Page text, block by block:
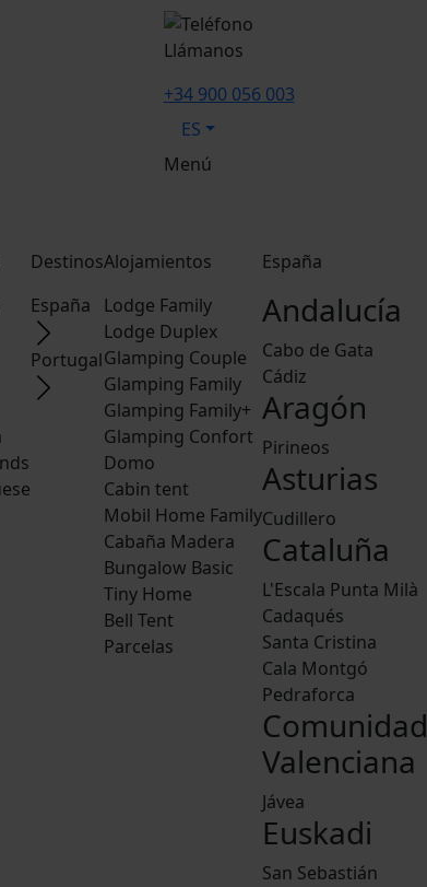
Llámanos
+34 900 056 003
ES
Menú
Destinos
España
Portugal
Alojamientos
Lodge Family
Lodge Duplex
Glamping Couple
Glamping Family
Glamping Family+
Glamping Confort
Domo
Cabin tent
Mobil Home Family
Cabaña Madera
Bungalow Basic
Tiny Home
Bell Tent
Parcelas
España
Andalucía
Cabo de Gata
Cádiz
Aragón
Pirineos
Asturias
Cudillero
Cataluña
L'Escala Punta Milà
Cadaqués
Santa Cristina
Cala Montgó
Pedraforca
Comunidad
Valenciana
Jávea
Euskadi
San Sebastián